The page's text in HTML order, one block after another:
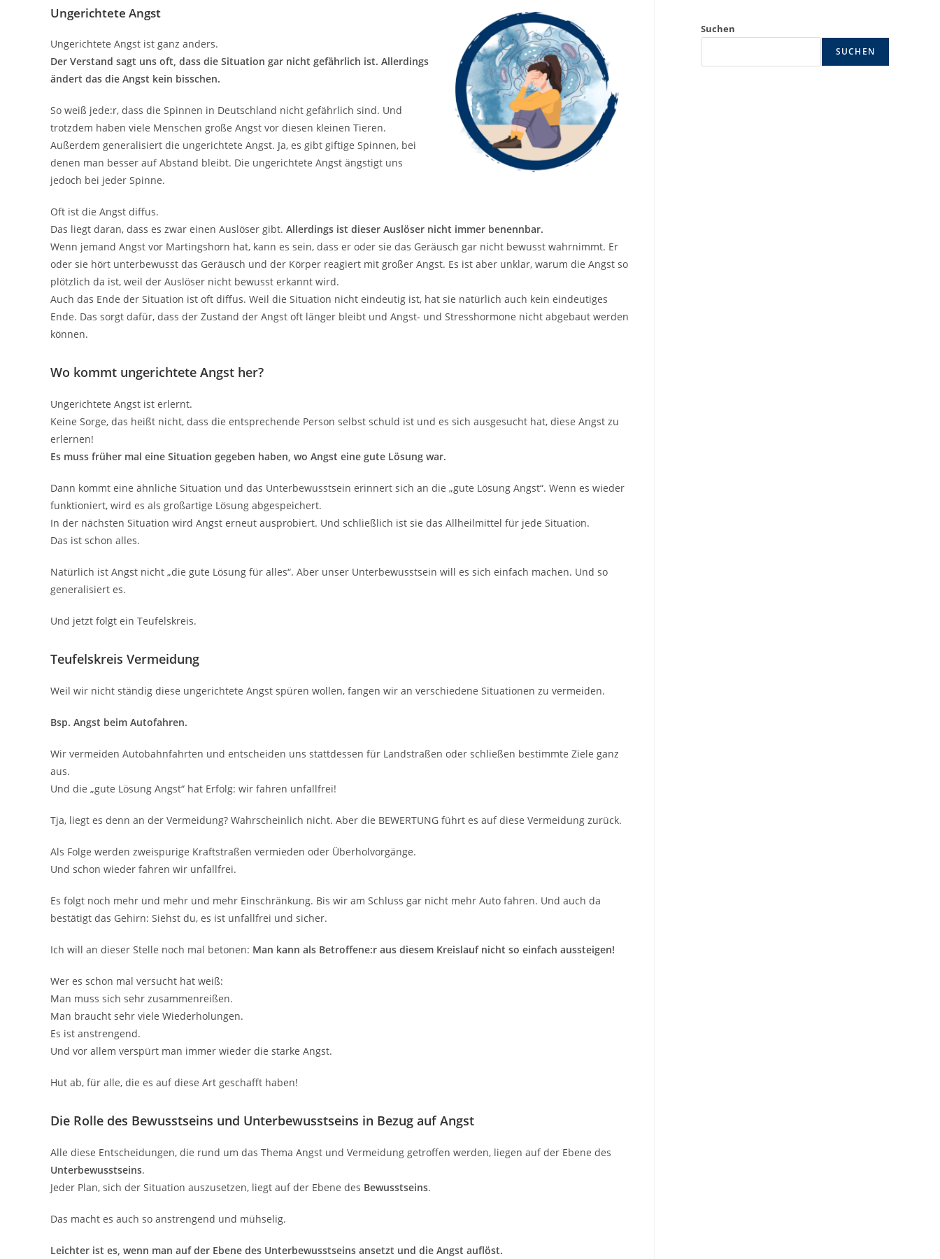
Ungerichtete Angst
Ungerichtete Angst ist ganz anders.
Der Verstand sagt uns oft, dass die Situation gar nicht gefährlich ist. Allerdings
ändert das die Angst kein bisschen.
So weiß jede:r, dass die Spinnen in Deutschland nicht gefährlich sind. Und
trotzdem haben viele Menschen große Angst vor diesen kleinen Tieren.
Außerdem generalisiert die ungerichtete Angst. Ja, es gibt giftige Spinnen, bei
denen man besser auf Abstand bleibt. Die ungerichtete Angst ängstigt uns
jedoch bei jeder Spinne.
Oft ist die Angst diffus.
Das liegt daran, dass es zwar einen Auslöser gibt. Allerdings ist dieser Auslöser nicht immer benennbar.
Wenn jemand Angst vor Martingshorn hat, kann es sein, dass er oder sie das Geräusch gar nicht bewusst wahrnimmt. Er
oder sie hört unterbewusst das Geräusch und der Körper reagiert mit großer Angst. Es ist aber unklar, warum die Angst so
plötzlich da ist, weil der Auslöser nicht bewusst erkannt wird.
Auch das Ende der Situation ist oft diffus. Weil die Situation nicht eindeutig ist, hat sie natürlich auch kein eindeutiges
Ende. Das sorgt dafür, dass der Zustand der Angst oft länger bleibt und Angst- und Stresshormone nicht abgebaut werden
können.
Wo kommt ungerichtete Angst her?
Ungerichtete Angst ist erlernt.
Keine Sorge, das heißt nicht, dass die entsprechende Person selbst schuld ist und es sich ausgesucht hat, diese Angst zu
erlernen!
Es muss früher mal eine Situation gegeben haben, wo Angst eine gute Lösung war.
Dann kommt eine ähnliche Situation und das Unterbewusstsein erinnert sich an die „gute Lösung Angst“. Wenn es wieder
funktioniert, wird es als großartige Lösung abgespeichert.
In der nächsten Situation wird Angst erneut ausprobiert. Und schließlich ist sie das Allheilmittel für jede Situation.
Das ist schon alles.
Natürlich ist Angst nicht „die gute Lösung für alles“. Aber unser Unterbewusstsein will es sich einfach machen. Und so
generalisiert es.
Und jetzt folgt ein Teufelskreis.
Teufelskreis Vermeidung
Weil wir nicht ständig diese ungerichtete Angst spüren wollen, fangen wir an verschiedene Situationen zu vermeiden.
Bsp. Angst beim Autofahren.
Wir vermeiden Autobahnfahrten und entscheiden uns stattdessen für Landstraßen oder schließen bestimmte Ziele ganz
aus.
Und die „gute Lösung Angst“ hat Erfolg: wir fahren unfallfrei!
Tja, liegt es denn an der Vermeidung? Wahrscheinlich nicht. Aber die BEWERTUNG führt es auf diese Vermeidung zurück.
Als Folge werden zweispurige Kraftstraßen vermieden oder Überholvorgänge.
Und schon wieder fahren wir unfallfrei.
Es folgt noch mehr und mehr und mehr Einschränkung. Bis wir am Schluss gar nicht mehr Auto fahren. Und auch da
bestätigt das Gehirn: Siehst du, es ist unfallfrei und sicher.
Ich will an dieser Stelle noch mal betonen: Man kann als Betroffene:r aus diesem Kreislauf nicht so einfach aussteigen!
Wer es schon mal versucht hat weiß:
Man muss sich sehr zusammenreißen.
Man braucht sehr viele Wiederholungen.
Es ist anstrengend.
Und vor allem verspürt man immer wieder die starke Angst.
Hut ab, für alle, die es auf diese Art geschafft haben!
Die Rolle des Bewusstseins und Unterbewusstseins in Bezug auf Angst
Alle diese Entscheidungen, die rund um das Thema Angst und Vermeidung getroffen werden, liegen auf der Ebene des
Unterbewusstseins.
Jeder Plan, sich der Situation auszusetzen, liegt auf der Ebene des Bewusstseins.
Das macht es auch so anstrengend und mühselig.
Leichter ist es, wenn man auf der Ebene des Unterbewusstseins ansetzt und die Angst auflöst.
Suchen
SUCHEN